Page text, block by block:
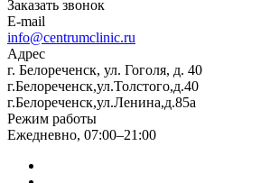
Заказать звонок
E-mail
info@centrumclinic.ru
Адрес
г. Белореченск, ул. Гоголя, д. 40
г.Белореченск,ул.Толстого,д.40
г.Белореченск,ул.Ленина,д.85а
Режим работы
Ежедневно, 07:00–21:00